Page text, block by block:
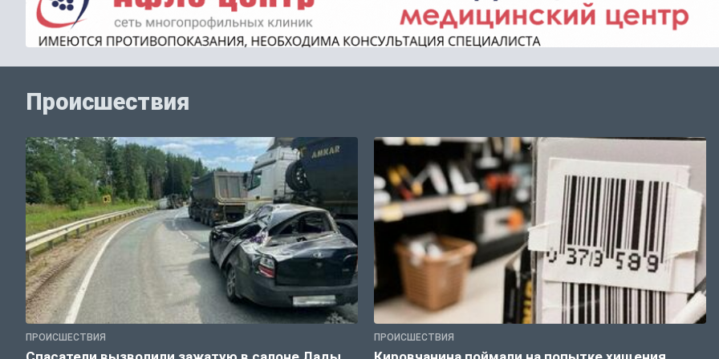
Происшествия
ПРОИСШЕСТВИЯ ПРОИСШЕСТВИЯ